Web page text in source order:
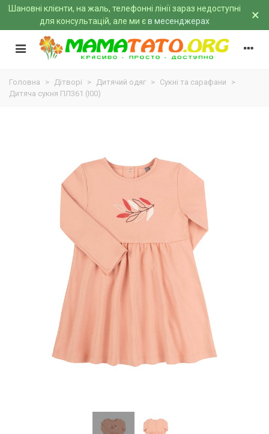
Шановні клієнти, на жаль, телефонні лінії зараз недоступні
для консультацій, але ми єв месенджерах ×
Головна > Дітворі > Дитячий одяг > Сукні та сарафани
>
Дитяча сукня ПЛ361 (I00)